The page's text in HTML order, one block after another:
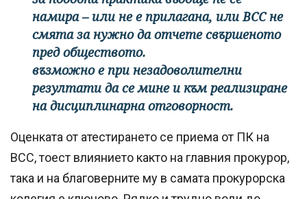
намира – или не е прилагана, или ВСС не
смята за нужно да отчете свършеното
пред обществото.
възможно е при незадоволителни
резултати да се мине и към реализиране
на дисциплинарна отговорност.
Оценката от атестирането се приема от ПК на
ВСС, тоест влиянието както на главния прокурор,
така и на благоверните му в самата прокурорска